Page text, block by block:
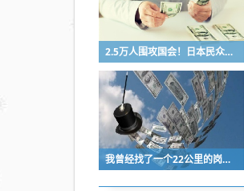
2.5万人围攻国会！日本民众怒了：让她下台！
我曾经找了一个22公里的岗位，坚持了2个星期就坚持不下去了